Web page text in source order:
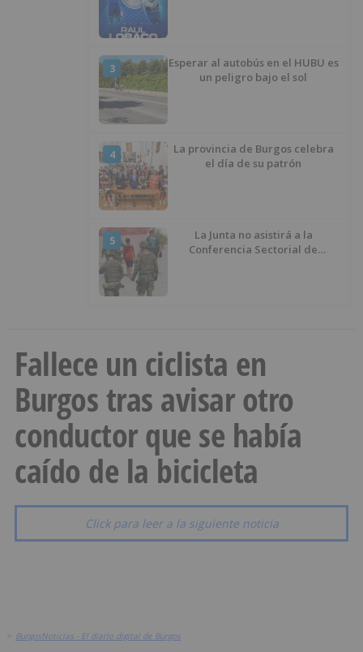
3
Esperar al autobús en el HUBU es
un peligro bajo el sol
4
La provincia de Burgos celebra
el día de su patrón
5
La Junta no asistirá a la
Conferencia Sectorial de
Fallece un ciclista en
Burgos tras avisar otro
conductor que se había
caído de la bicicleta
Click para leer a la siguiente noticia
> BurgosNoticias - El diario digital de Burgos